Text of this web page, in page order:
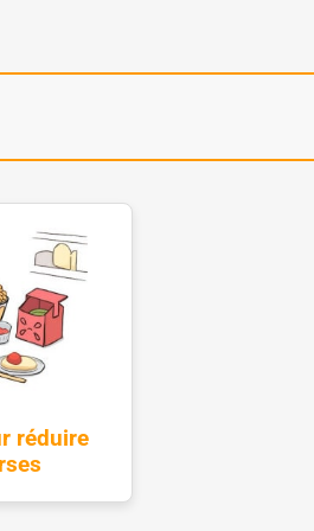
réduire